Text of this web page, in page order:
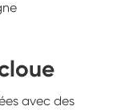
avec des